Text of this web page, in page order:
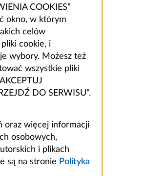
COOKIES”
okno, w którym
celów
cookie, i
wybory. Możesz też
wszystkie pliki
DO SERWISU”.
oraz więcej informacji
osobowych,
i plikach
są na stronie Polityka